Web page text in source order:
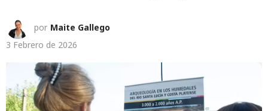
por Maite Gallego
3 Febrero de 2026